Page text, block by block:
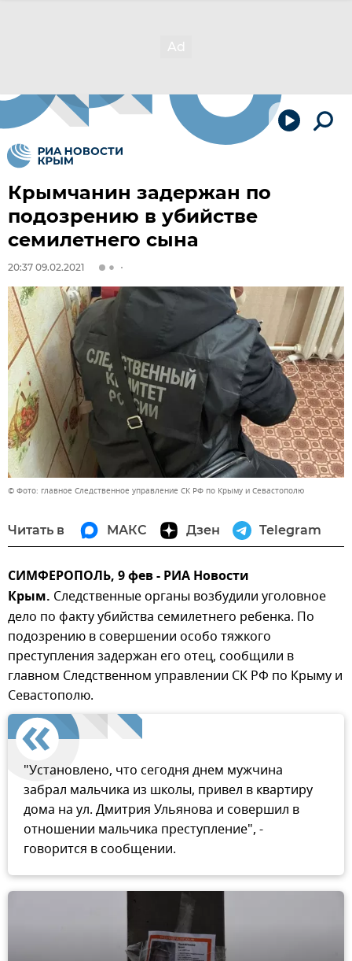
Крымчанин задержан по
подозрению в убийстве
семилетнего сына
20:37 09.02.2021
© Фото: главное Следственное управление СК РФ по Крыму и Севастополю
Читать в МАКС Дзен Telegram
СИМФЕРОПОЛЬ, 9 фев - РИА Новости
Крым. Следственные органы возбудили уголовное
дело по факту убийства семилетнего ребенка. По
подозрению в совершении особо тяжкого
преступления задержан его отец, сообщили в
главном Следственном управлении СК РФ по Крыму и
Севастополю.
"Установлено, что сегодня днем мужчина
забрал мальчика из школы, привел в квартиру
дома на ул. Дмитрия Ульянова и совершил в
отношении мальчика преступление", -
говорится в сообщении.